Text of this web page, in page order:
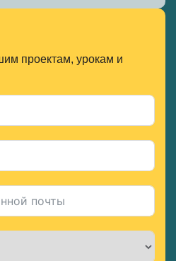
проектам, урокам и